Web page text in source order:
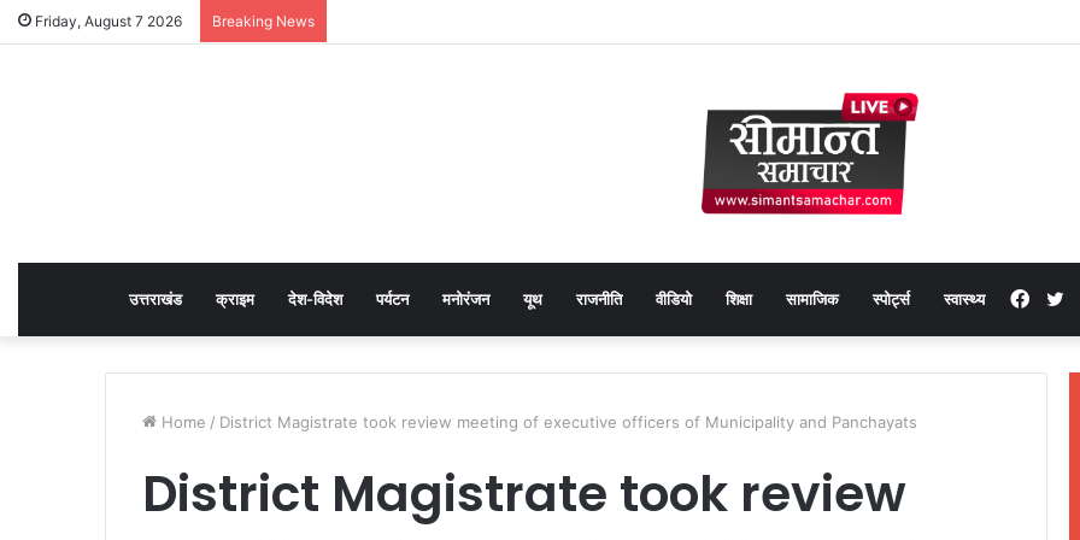
Friday, August 7 2026 Breaking News
उत्तराखंड क्राइम देश-विदेश पर्यटन मनोरंजन यूथ राजनीति वीडियो शिक्षा सामाजिक स्पोर्ट्स स्वास्थ्य
Home / District Magistrate took review meeting of executive officers of Municipality and Panchayats
District Magistrate took review